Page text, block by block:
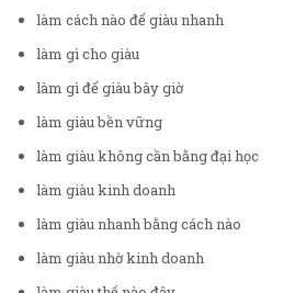
làm cách nào để giàu nhanh
làm gì cho giàu
làm gì để giàu bây giờ
làm giàu bền vững
làm giàu không cần bằng đại học
làm giàu kinh doanh
làm giàu nhanh bằng cách nào
làm giàu nhờ kinh doanh